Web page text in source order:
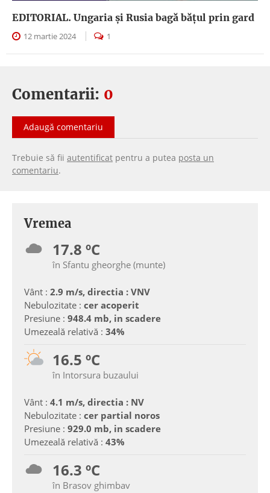
EDITORIAL. Ungaria şi Rusia bagă băţul prin gard
12 martie 2024 1
Comentarii: 0
Adaugă comentariu
Trebuie să fii autentificat pentru a putea posta un
comentariu.
Vremea
17.8 ºC
în Sfantu gheorghe (munte)
Vânt : 2.9 m/s, directia : VNV
Nebulozitate : cer acoperit
Presiune : 948.4 mb, in scadere
Umezeală relativă : 34%
16.5 ºC
în Intorsura buzaului
Vânt : 4.1 m/s, directia : NV
Nebulozitate : cer partial noros
Presiune : 929.0 mb, in scadere
Umezeală relativă : 43%
16.3 ºC
în Brasov ghimbav